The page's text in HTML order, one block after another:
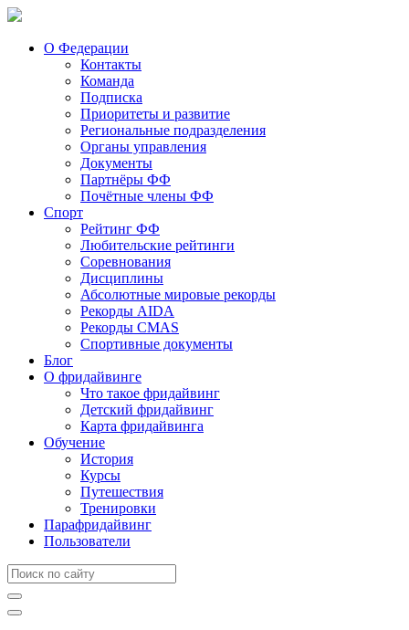
О Федерации
Контакты
Команда
Подписка
Приоритеты и развитие
Региональные подразделения
Органы управления
Документы
Партнёры ФФ
Почётные члены ФФ
Спорт
Рейтинг ФФ
Любительские рейтинги
Соревнования
Дисциплины
Абсолютные мировые рекорды
Рекорды AIDA
Рекорды CMAS
Спортивные документы
Блог
О фридайвинге
Что такое фридайвинг
Детский фридайвинг
Карта фридайвинга
Обучение
История
Курсы
Путешествия
Тренировки
Парафридайвинг
Пользователи